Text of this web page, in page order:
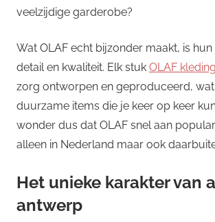
veelzijdige garderobe?
Wat OLAF echt bijzonder maakt, is
detail en kwaliteit. Elk stuk OLAF kleding
zorg ontworpen en geproduceerd,
duurzame items die je keer op keer
wonder dus dat OLAF snel aan
alleen in Nederland maar ook
Het unieke karakter van
antwerp